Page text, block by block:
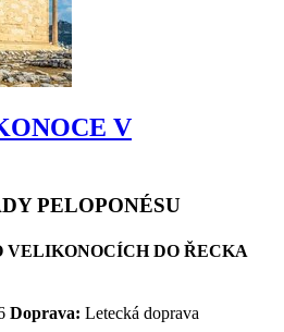
V
PELOPONÉSU
VELIKONOCÍCH DO ŘECKA
Doprava: Letecká doprava